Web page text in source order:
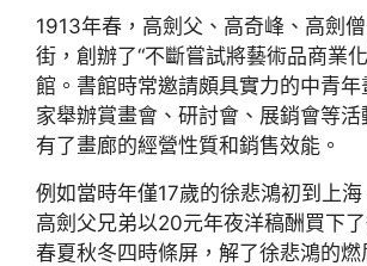
1913年春，高劍父、高奇峰、高劍
街，創辦了“不斷嘗試將藝術品商業
館。書館時常邀請頗具實力的中青年
家舉辦賞畫會、研討會、展銷會等
有了畫廊的經營性質和銷售效能。
例如當時年僅17歲的徐悲鴻初到上海
高劍父兄弟以20元年夜洋稿酬買下
春夏秋冬四時條屏，解了徐悲鴻的